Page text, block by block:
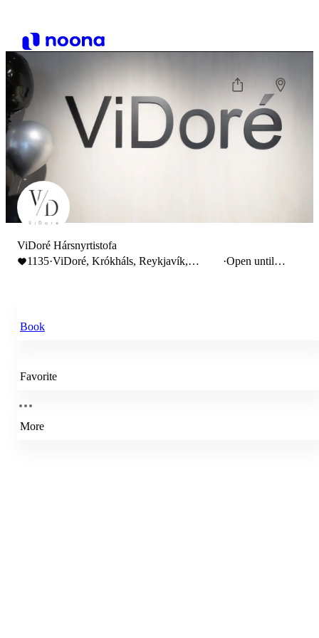
ViDoré Hársnyrtistofa
1135·ViDoré, Krókháls, Reykjavík,
·Open until
Book
Favorite
More